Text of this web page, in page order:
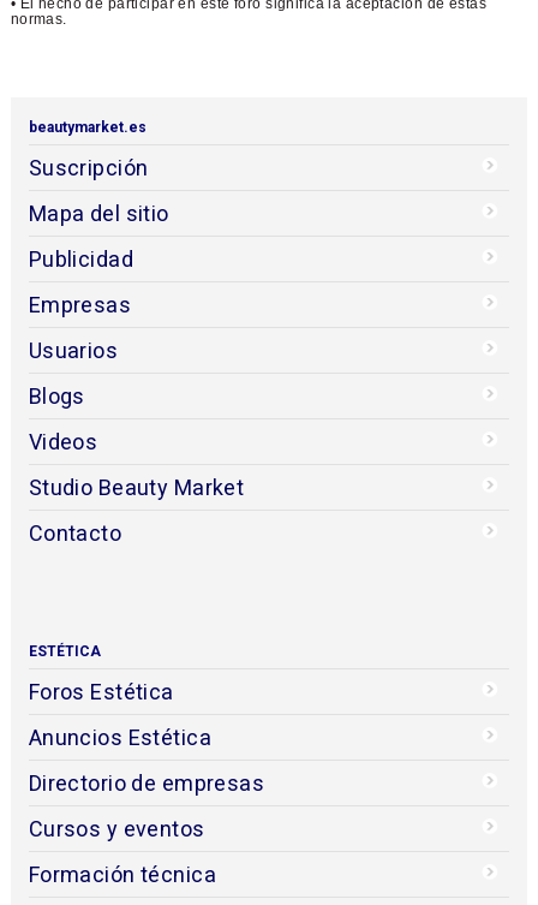
normas.
beautymarket.es
Suscripción
Mapa del sitio
Publicidad
Empresas
Usuarios
Blogs
Videos
Studio Beauty Market
Contacto
ESTÉTICA
Foros Estética
Anuncios Estética
Directorio de empresas
Cursos y eventos
Formación técnica